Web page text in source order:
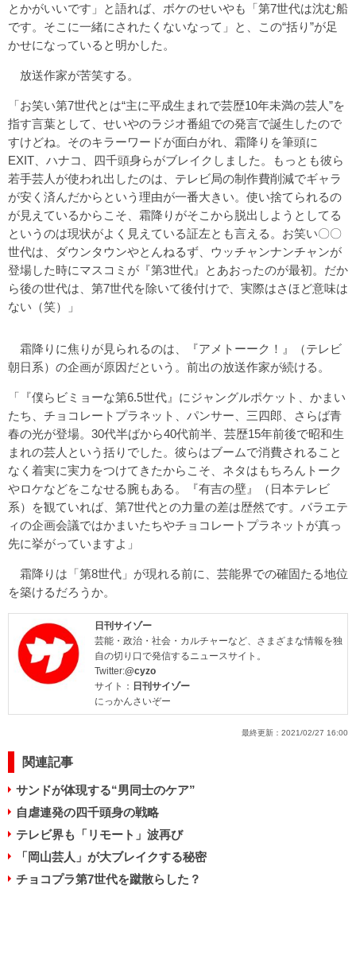
とかがいいです」と語れば、ボケのせいやも「第7世代は沈む船
です。そこに一緒にされたくないなって」と、この“括り”が足
かせになっていると明かした。
放送作家が苦笑する。
「お笑い第7世代とは“主に平成生まれで芸歴10年未満の芸人”を
指す言葉として、せいやのラジオ番組での発言で誕生したので
すけどね。そのキラーワードが面白がれ、霜降りを筆頭に
EXIT、ハナコ、四千頭身らがブレイクしました。もっとも彼ら
若手芸人が使われ出したのは、テレビ局の制作費削減でギャラ
が安く済んだからという理由が一番大きい。使い捨てられるの
が見えているからこそ、霜降りがそこから脱出しようとしてる
というのは現状がよく見えている証左とも言える。お笑い〇〇
世代は、ダウンタウンやとんねるず、ウッチャンナンチャンが
登場した時にマスコミが『第3世代』とあおったのが最初。だか
ら後の世代は、第7世代を除いて後付けで、実際はさほど意味は
ない（笑）」
霜降りに焦りが見られるのは、『アメトーーク！』（テレビ
朝日系）の企画が原因だという。前出の放送作家が続ける。
「『僕らビミョーな第6.5世代』にジャングルポケット、かまい
たち、チョコレートプラネット、パンサー、三四郎、さらば青
春の光が登場。30代半ばから40代前半、芸歴15年前後で昭和生
まれの芸人という括りでした。彼らはブームで消費されること
なく着実に実力をつけてきたからこそ、ネタはもちろんトーク
やロケなどをこなせる腕もある。『有吉の壁』（日本テレビ
系）を観ていれば、第7世代との力量の差は歴然です。バラエテ
ィの企画会議ではかまいたちやチョコレートプラネットが真っ
先に挙がっていますよ」
霜降りは「第8世代」が現れる前に、芸能界での確固たる地位
を築けるだろうか。
日刊サイゾー
芸能・政治・社会・カルチャーなど、さまざまな情報を独
自の切り口で発信するニュースサイト。
Twitter:@cyzo
サイト： 日刊サイゾー
にっかんさいぞー
最終更新： 2021/02/27 16:00
関連記事
サンドが体現する“男同士のケア”
自虐連発の四千頭身の戦略
テレビ界も「リモート」波再び
「岡山芸人」が大ブレイクする秘密
チョコプラ第7世代を蹴散らした？